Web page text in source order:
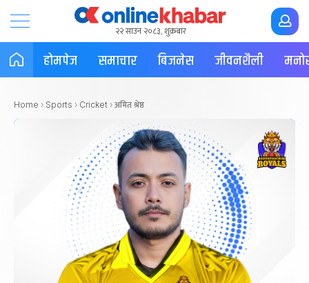
२२ साउन २०८३, शुक्रबार
होमपेज समाचार बिजनेस जीवनशैली
Home › Sports › Cricket › अमित श्रेष्ठ